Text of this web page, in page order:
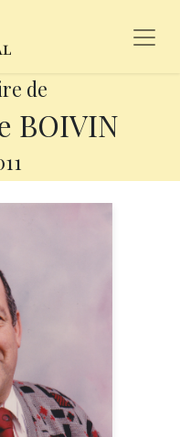
de
BOIVIN